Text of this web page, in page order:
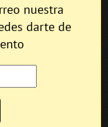
nuestra
darte de